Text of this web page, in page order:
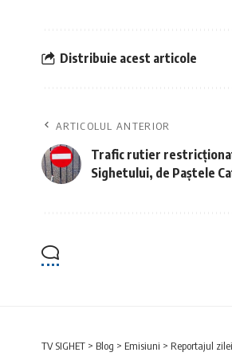
Distribuie acest articole
ARTICOLUL ANTERIOR
Trafic rutier
Sighetului, de Paștele
TV SIGHET > Blog > Emisiuni > Reportajul zilei